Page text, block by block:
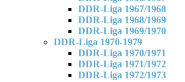
DDR-Liga 1967/1968
DDR-Liga 1968/1969
DDR-Liga 1969/1970
DDR-Liga 1970-1979
DDR-Liga 1970/1971
DDR-Liga 1971/1972
DDR-Liga 1972/1973